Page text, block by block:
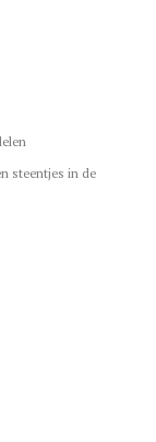
steentjes in de